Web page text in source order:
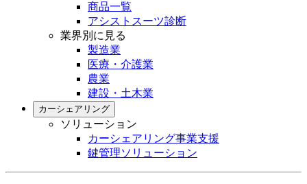
商品一覧
アシストスーツ診断
業界別に見る
製造業
医療・介護業
農業
建設・土木業
カーシェアリング
ソリューション
カーシェアリング事業支援
鍵管理ソリューション